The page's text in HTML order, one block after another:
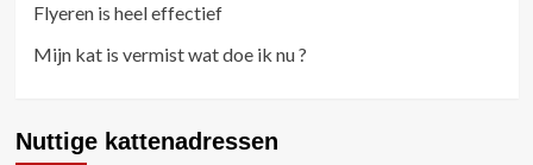
Flyeren is heel effectief
Mijn kat is vermist wat doe ik nu ?
Nuttige kattenadressen